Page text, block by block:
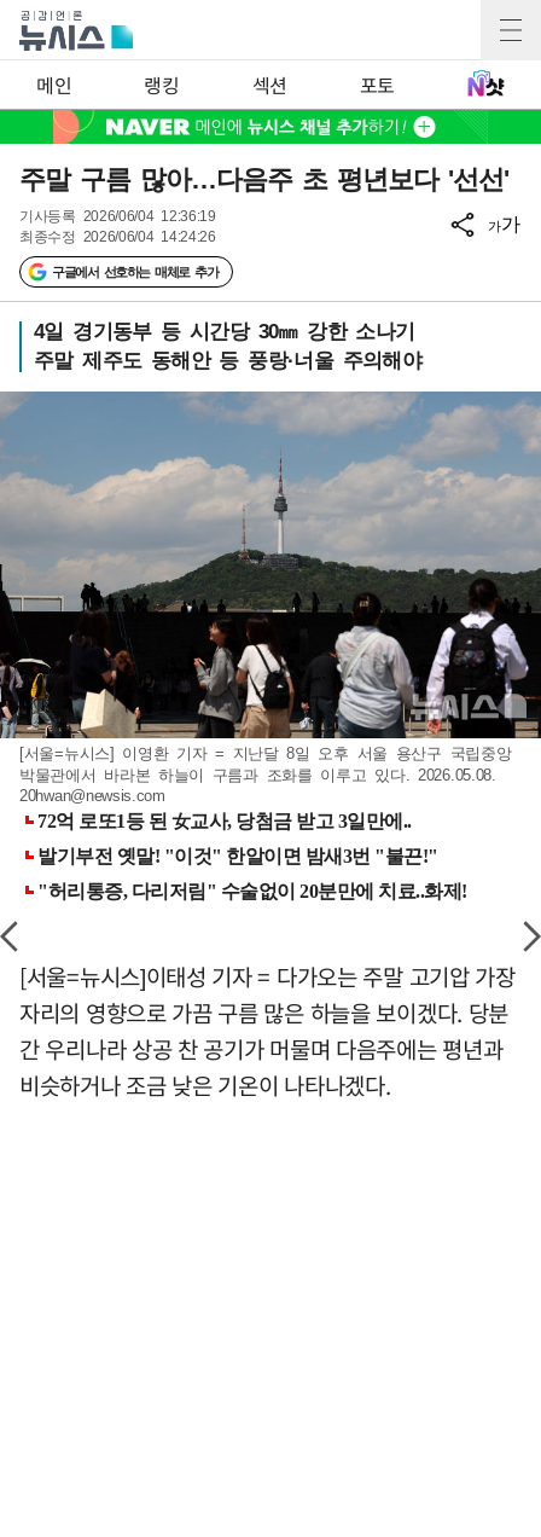
메인 랭킹 섹션 포토
주말 구름 많아…다음주 초 평년보다 '선선'
기사등록 2026/06/04 12:36:19
최종수정 2026/06/04 14:24:26
구글에서 선호하는 매체로 추가
가가
4일 경기동부 등 시간당 30㎜ 강한 소나기
주말 제주도 동해안 등 풍랑·너울 주의해야
[서울=뉴시스] 이영환 기자 = 지난달 8일 오후 서울 용산구 국립중앙
박물관에서 바라본 하늘이 구름과 조화를 이루고 있다. 2026.05.08.
20hwan@newsis.com
[서울=뉴시스]이태성 기자 = 다가오는 주말 고기압 가장
자리의 영향으로 가끔 구름 많은 하늘을 보이겠다. 당분
간 우리나라 상공 찬 공기가 머물며 다음주에는 평년과
비슷하거나 조금 낮은 기온이 나타나겠다.